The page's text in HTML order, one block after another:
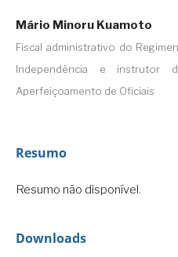
Mário Minoru Kuamoto
Fiscal administrativo do
Independência e instrutor
Aperfeiçoamento de Oficiais
Resumo
Resumo não disponível.
Downloads